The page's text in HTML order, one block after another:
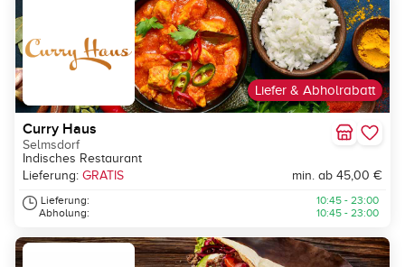
Liefer & Abholrabatt
Curry Haus
Selmsdorf
Indisches Restaurant
Lieferung: GRATIS min. ab 45,00 €
Lieferung:
Abholung:
10:45 - 23:00
10:45 - 23:00